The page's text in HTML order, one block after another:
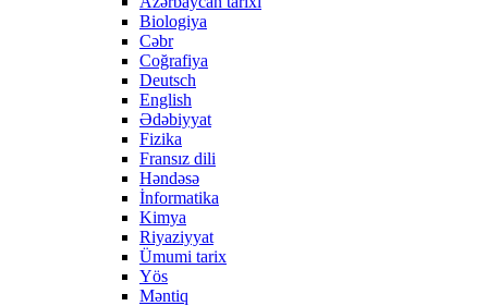
Biologiya
Cəbr
Coğrafiya
Deutsch
English
Ədəbiyyat
Fizika
Fransız dili
Həndəsə
İnformatika
Kimya
Riyaziyyat
Ümumi tarix
Yös
Məntiq